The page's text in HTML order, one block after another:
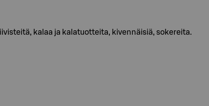
kalaa ja kalatuotteita, kivennäisiä, sokereita.